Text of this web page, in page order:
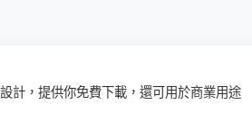
，提供你免費下載，還可用於商業用途